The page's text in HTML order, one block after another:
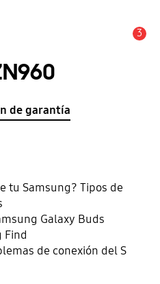
3
de garantía
tu Samsung? Tipos de
Galaxy Buds
Find
de conexión del S